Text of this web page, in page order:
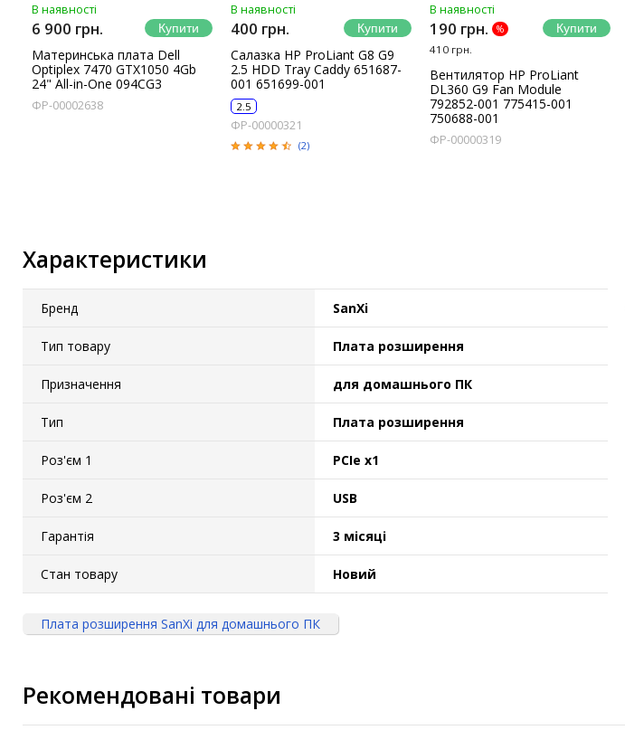
Акумулятори
Зовнішні блоки живлення
Периферійні пристрої
Монітори
Інвертори напруги
Акумулятори для ДБЖ
В наявності
6 900 грн.
Материнська плата Dell
Optiplex 7470 GTX1050 4Gb
24" All-in-One 094CG3
ФР-00002638
В наявності
400 грн.
Салазка HP ProLiant G8 G9
2.5 HDD Tray Caddy 651687-
001 651699-001
2.5
ФР-00000321
(2)
В наявності
190 грн. %
410 грн.
Вентилятор HP ProLiant
DL360 G9 Fan Module
792852-001 775415-001
750688-001
ФР-00000319
Характеристики
Бренд SanXi
Тип товару Плата розширення
Призначення для домашнього ПК
Тип Плата розширення
Роз'єм 1 PCIe x1
Роз'єм 2 USB
Гарантія 3 місяці
Стан товару Новий
Плата розширення SanXi для домашнього ПК
Рекомендовані товари